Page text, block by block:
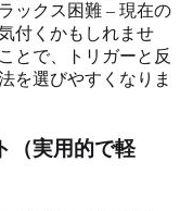
ックス困難 – 現在の
付くかもしれませ
とで、トリガーと反
を選びやすくなりま
（実用的で軽